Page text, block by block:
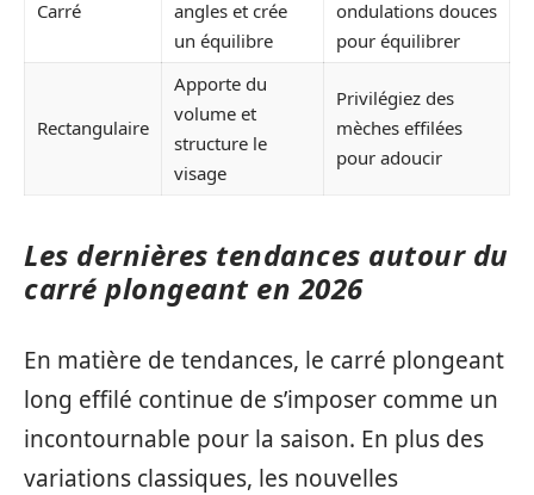
Carré
angles et crée
un équilibre
ondulations douces
pour équilibrer
Rectangulaire
Apporte du
volume et
structure le
visage
Privilégiez des
mèches effilées
pour adoucir
Les dernières tendances autour du
carré plongeant en 2026
En matière de tendances, le carré plongeant
long effilé continue de s’imposer comme un
incontournable pour la saison. En plus des
variations classiques, les nouvelles